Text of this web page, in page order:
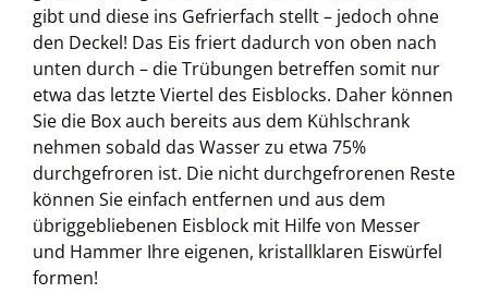
gibt und diese ins Gefrierfach stellt – jedoch ohne
den Deckel! Das Eis friert dadurch von oben nach
unten durch – die Trübungen betreffen somit nur
etwa das letzte Viertel des Eisblocks. Daher können
Sie die Box auch bereits aus dem Kühlschrank
nehmen sobald das Wasser zu etwa 75%
durchgefroren ist. Die nicht durchgefrorenen Reste
können Sie einfach entfernen und aus dem
übriggebliebenen Eisblock mit Hilfe von Messer
und Hammer Ihre eigenen, kristallklaren Eiswürfel
formen!